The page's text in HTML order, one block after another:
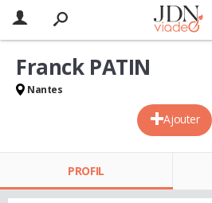
Ajouter
Franck PATIN
Nantes
PROFIL